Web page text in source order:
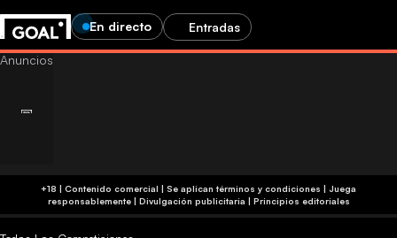
En directo Entradas
+18 | Contenido comercial | Se aplican términos y condiciones | Juega
responsablemente| Divulgación publicitaria | Principios editoriales